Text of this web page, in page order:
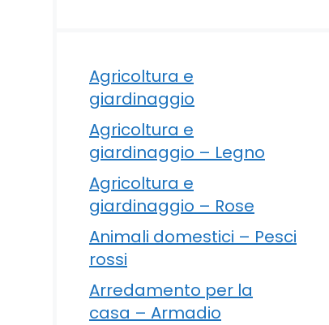
Agricoltura e
giardinaggio
Agricoltura e
giardinaggio – Legno
Agricoltura e
giardinaggio – Rose
Animali domestici – Pesci
rossi
Arredamento per la
casa – Armadio